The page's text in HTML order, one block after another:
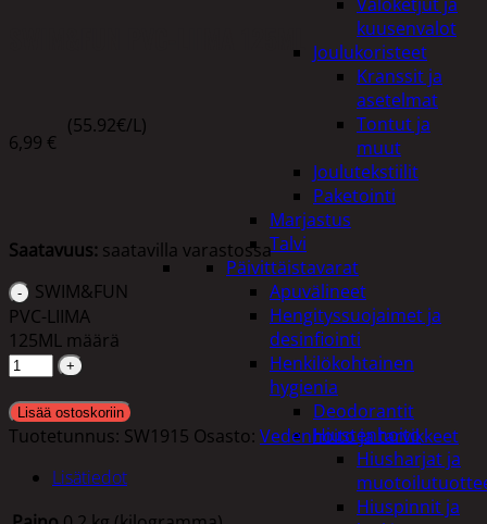
kuusenvalot
Joulukoristeet
Kranssit ja
asetelmat
Tontut ja
muut
Joulutekstiilit
Paketointi
Marjastus
Talvi
Päivittäistavarat
Apuvälineet
Hengityssuojaimet ja
desinfiointi
Henkilökohtainen
hygienia
Deodorantit
Hiustenhoito
Hiusharjat ja
Hiuspinnit ja
6,99 €
(55.92€/L)
Saatavuus: saatavilla varastossa
SWIM&FUN
PVC-LIIMA
125ML määrä
Lisää ostoskoriin
Tuotetunnus: SW1915 Osasto: Vedenhoito ja tarvikkeet
Lisätiedot